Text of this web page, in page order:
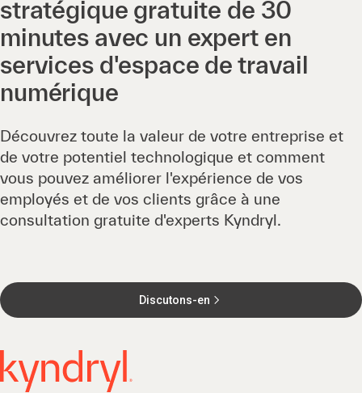
stratégique gratuite de 30
minutes avec un expert en
services d'espace de travail
numérique
Découvrez toute la valeur de votre entreprise et
de votre potentiel technologique et comment
vous pouvez améliorer l'expérience de vos
employés et de vos clients grâce à une
consultation gratuite d'experts Kyndryl.
Discutons-en